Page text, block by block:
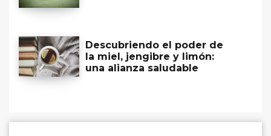
Descubriendo el poder de
la miel, jengibre y limón:
una alianza saludable